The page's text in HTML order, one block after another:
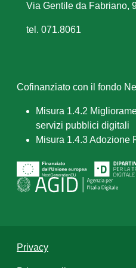
Via Gentile da Fabriano,
tel. 071.8061
Cofinanziato con il fondo
Misura 1.4.2
servizi pubblici digitali
Misura 1.4.3 Adozione
Privacy